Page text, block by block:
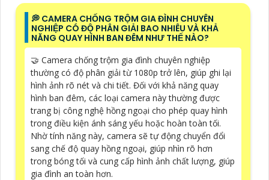
️💭 CAMERA CHỐNG TRỘM GIA ĐÌNH CHUYÊN
NGHIỆP CÓ ĐỘ PHÂN GIẢI BAO NHIÊU VÀ KHẢ
NĂNG QUAY HÌNH BAN ĐÊM NHƯ THẾ NÀO?
🤝 Camera chống trộm gia đình chuyên nghiệp
thường có độ phân giải từ 1080p trở lên, giúp ghi lại
hình ảnh rõ nét và chi tiết. Đối với khả năng quay
hình ban đêm, các loại camera này thường được
trang bị công nghệ hồng ngoại cho phép quay hình
trong điều kiện ánh sáng yếu hoặc hoàn toàn tối.
Nhờ tính năng này, camera sẽ tự động chuyển đổi
sang chế độ quay hồng ngoại, giúp nhìn rõ hơn
trong bóng tối và cung cấp hình ảnh chất lượng, giúp
gia đình an toàn hơn.